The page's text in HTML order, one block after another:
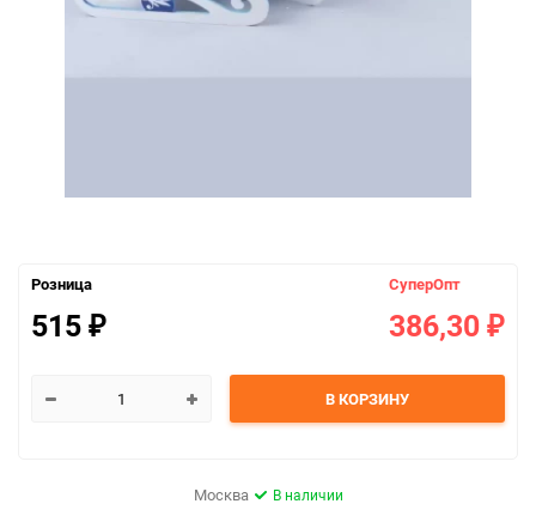
Розница
515 ₽
СуперОпт
386,30 ₽
В КОРЗИНУ
Москва В наличии